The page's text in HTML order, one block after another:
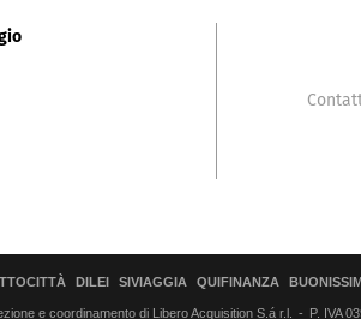
DILEI SIVIAGGIA QUIFINANZA
e coordinamento di Libero Acquisition S.á r.l. P. IVA